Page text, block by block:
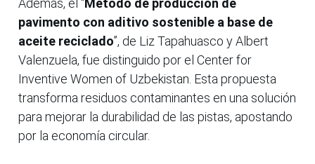
Además, el “Método de producción de
pavimento con aditivo sostenible a base de
aceite reciclado”, de Liz Tapahuasco y Albert
Valenzuela, fue distinguido por el Center for
Inventive Women of Uzbekistan. Esta propuesta
transforma residuos contaminantes en una solución
para mejorar la durabilidad de las pistas, apostando
por la economía circular.